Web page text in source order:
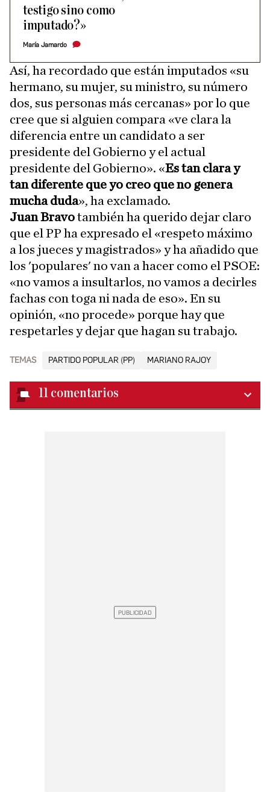
testigo sino como
imputado?»
María Jamardo
Así, ha recordado que están imputados «su
hermano, su mujer, su ministro, su número
dos, sus personas más cercanas» por lo que
cree que si alguien compara «ve clara la
diferencia entre un candidato a ser
presidente del Gobierno y el actual
presidente del Gobierno». «Es tan clara y
tan diferente que yo creo que no genera
mucha duda», ha exclamado.
Juan Bravotambién ha querido dejar claro
que el PP ha expresado el «respeto máximo
a los jueces y magistrados» y ha añadido que
los 'populares' no van a hacer como el PSOE:
«no vamos a insultarlos, no vamos a decirles
fachas con toga ni nada de eso». En su
opinión, «no procede» porque hay que
respetarles y dejar que hagan su trabajo.
TEMAS PARTIDO POPULAR (PP) MARIANO RAJOY
11 comentarios